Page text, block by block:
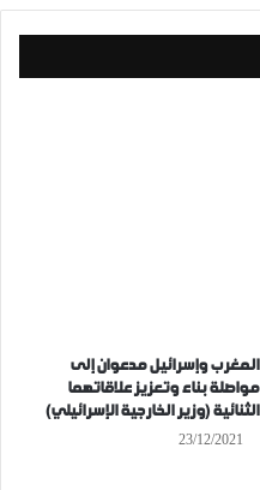
المغرب وإسرائيل مدعوان إلى
مواصلة بناء وتعزيز علاقاتهما
الثنائية (وزير الخارجية الإسرائيلي)
23/12/2021